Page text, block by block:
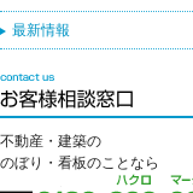
最新情報
不動産・建築の
のぼり・看板のことなら